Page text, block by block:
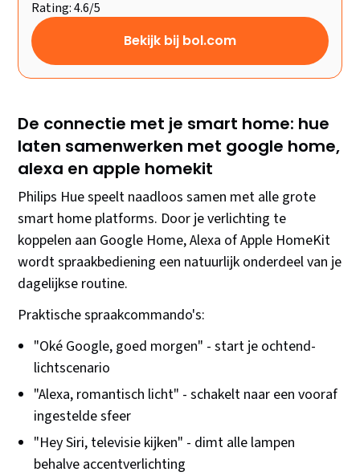
Rating: 4.6/5
Bekijk bij bol.com
De connectie met je smart home: hue
laten samenwerken met google home,
alexa en apple homekit
Philips Hue speelt naadloos samen met alle grote
smart home platforms. Door je verlichting te
koppelen aan Google Home, Alexa of Apple HomeKit
wordt spraakbediening een natuurlijk onderdeel van je
dagelijkse routine.
Praktische spraakcommando's:
"Oké Google, goed morgen" - start je ochtend-
lichtscenario
"Alexa, romantisch licht" - schakelt naar een vooraf
ingestelde sfeer
"Hey Siri, televisie kijken" - dimt alle lampen
behalve accentverlichting